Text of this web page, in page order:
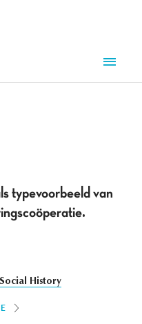
typevoorbeeld van
Social History